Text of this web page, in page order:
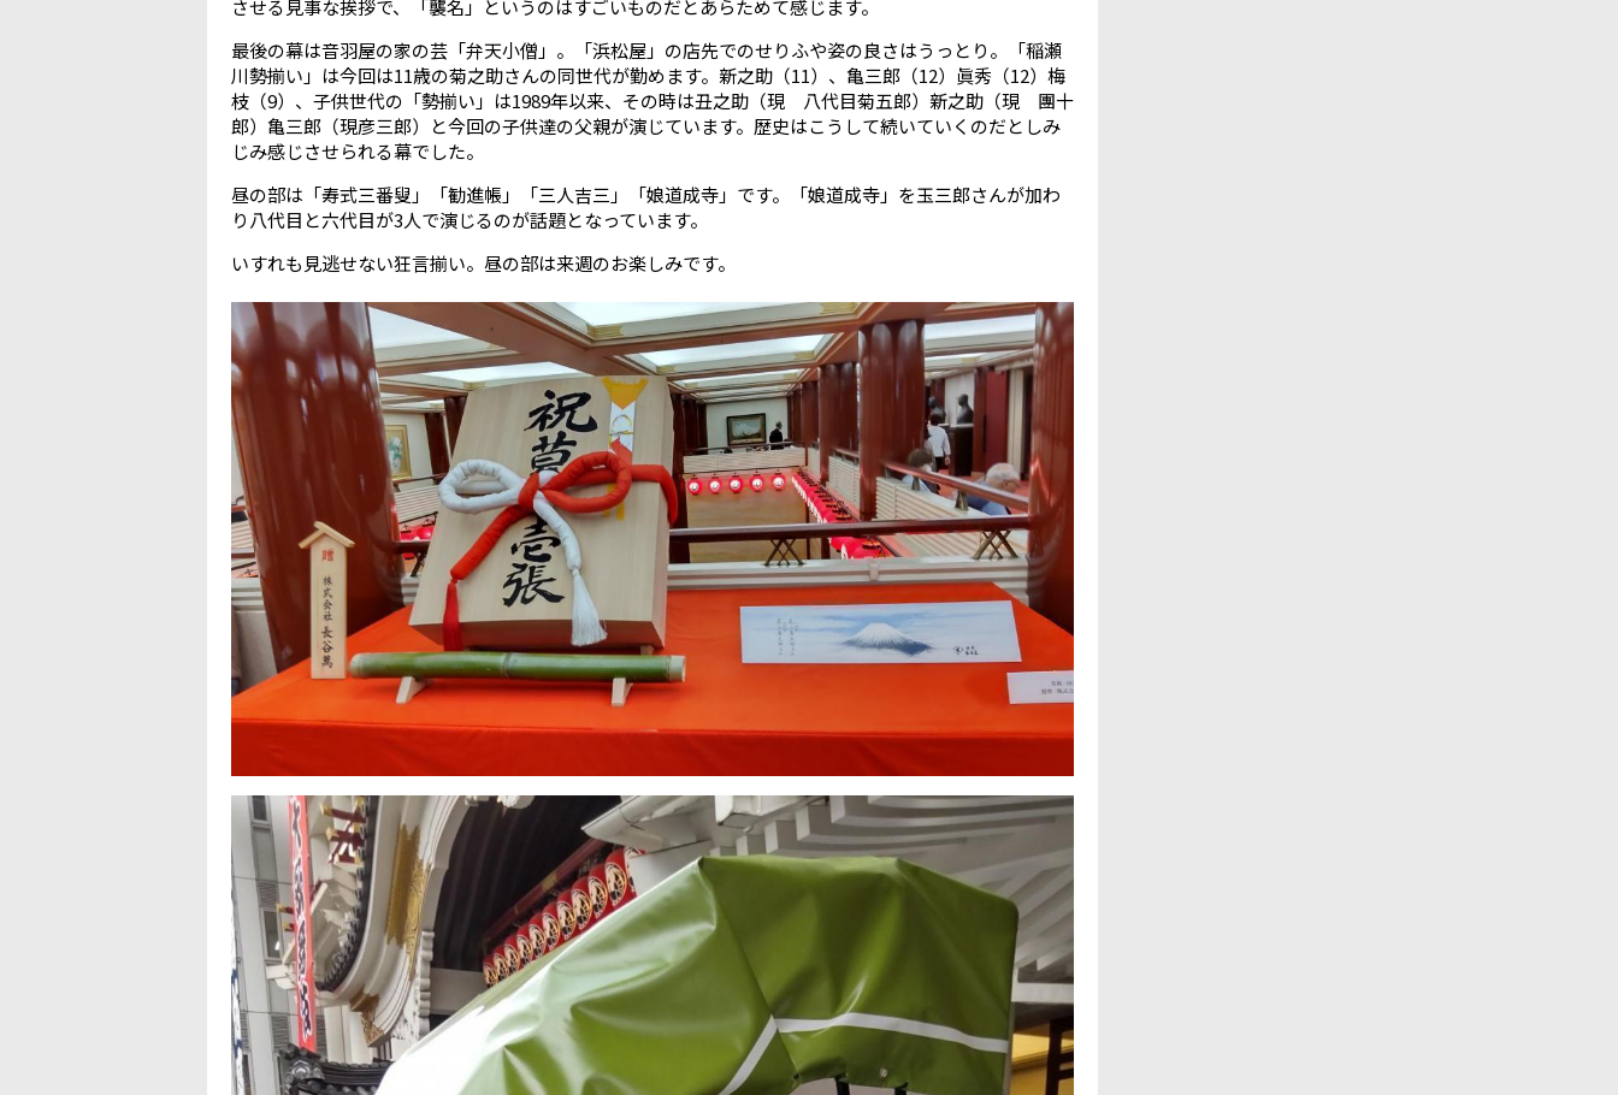
させる見事な挨拶で、「襲名」というのはすごいものだとあらためて感じます。
最後の幕は音羽屋の家の芸「弁天小僧」。「浜松屋」の店先でのせりふや姿の良さはうっとり。「稲瀬
川勢揃い」は今回は11歳の菊之助さんの同世代が勤めます。新之助（11）、亀三郎（12）眞秀（12）梅
枝（9）、子供世代の「勢揃い」は1989年以来、その時は丑之助（現 八代目菊五郎）新之助（現 團十
郎）亀三郎（現彦三郎）と今回の子供達の父親が演じています。歴史はこうして続いていくのだとしみ
じみ感じさせられる幕でした。
昼の部は「寿式三番叟」「勧進帳」「三人吉三」「娘道成寺」です。「娘道成寺」を玉三郎さんが加わ
り八代目と六代目が3人で演じるのが話題となっています。
いすれも見逃せない狂言揃い。昼の部は来週のお楽しみです。